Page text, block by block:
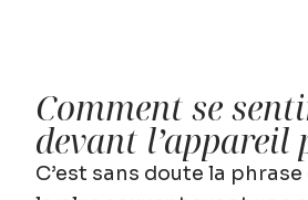
Comment se
devant l’appareil
C’est sans doute la